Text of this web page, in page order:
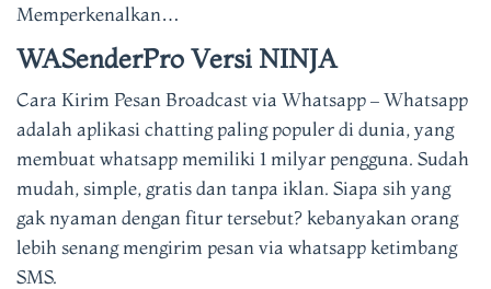
Memperkenalkan…
WASenderPro Versi NINJA
Cara Kirim Pesan Broadcast via Whatsapp – Whatsapp
adalah aplikasi chatting paling populer di dunia, yang
membuat whatsapp memiliki 1 milyar pengguna. Sudah
mudah, simple, gratis dan tanpa iklan. Siapa sih yang
gak nyaman dengan fitur tersebut? kebanyakan orang
lebih senang mengirim pesan via whatsapp ketimbang
SMS.